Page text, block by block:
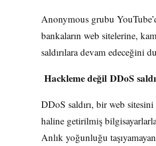
Anonymous grubu
bankaların web sitelerine,
saldırılara devam edeceğini
Hackleme değil DDoS
DDoS saldırı, bir web
haline getirilmiş
Anlık yoğunluğu